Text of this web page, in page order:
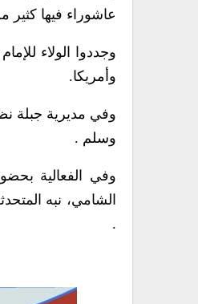
عاشوراء فيها كثير
وجددوا الولاء
وأمريكا.
وفي مديرية جبلة
وسلم .
وفي الفعالية
الشامي، نبه
.